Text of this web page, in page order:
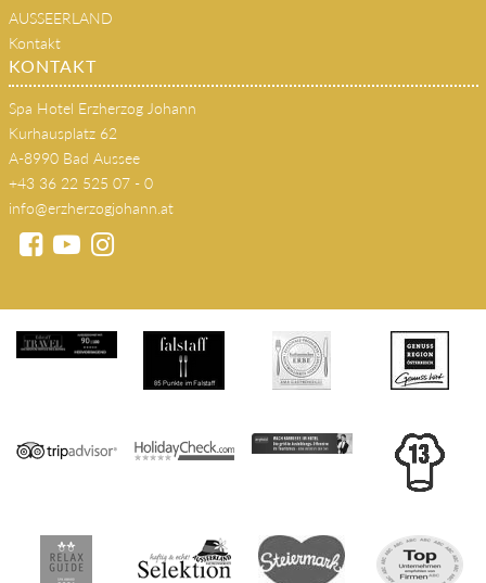
AUSSEERLAND
Kontakt
KONTAKT
Spa Hotel Erzherzog Johann
Kurhausplatz 62
A-8990 Bad Aussee
+43 36 22 525 07 - 0
info@erzherzogjohann.at